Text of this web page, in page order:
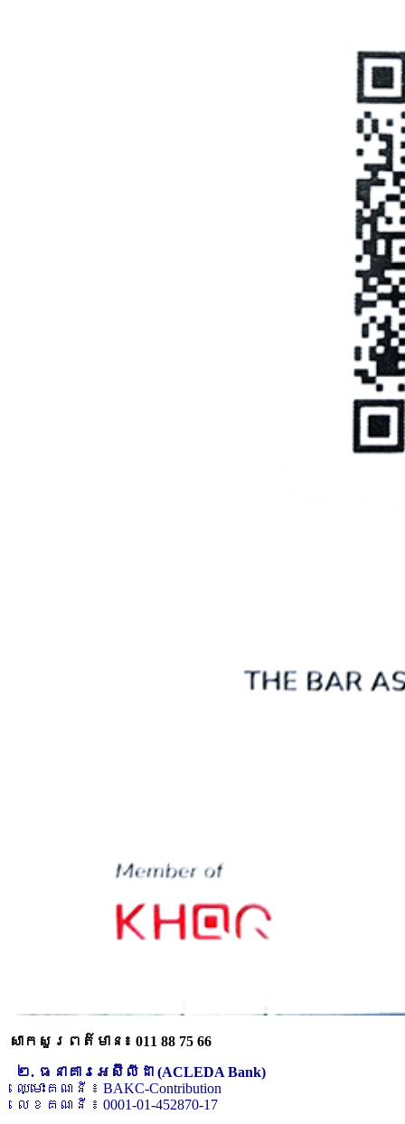
សាកសួរពត៌មាន៖ 011 88 75 66
២. ធនាគារអេស៊ីលីដា (ACLEDA Bank)
ឈ្មោះគណនី ៖ BAKC-Contribution
លេខគណនី ៖ 0001-01-452870-17